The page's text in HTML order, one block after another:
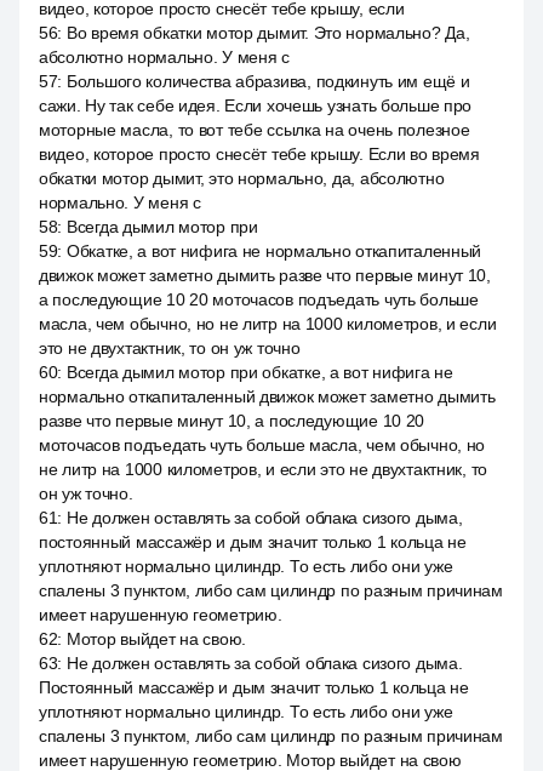
видео, которое просто снесёт тебе крышу, если
56: Во время обкатки мотор дымит. Это нормально? Да,
абсолютно нормально. У меня с
57: Большого количества абразива, подкинуть им ещё и
сажи. Ну так себе идея. Если хочешь узнать больше про
моторные масла, то вот тебе ссылка на очень полезное
видео, которое просто снесёт тебе крышу. Если во время
обкатки мотор дымит, это нормально, да, абсолютно
нормально. У меня с
58: Всегда дымил мотор при
59: Обкатке, а вот нифига не нормально откапиталенный
движок может заметно дымить разве что первые минут 10,
а последующие 10 20 моточасов подъедать чуть больше
масла, чем обычно, но не литр на 1000 километров, и если
это не двухтактник, то он уж точно
60: Всегда дымил мотор при обкатке, а вот нифига не
нормально откапиталенный движок может заметно дымить
разве что первые минут 10, а последующие 10 20
моточасов подъедать чуть больше масла, чем обычно, но
не литр на 1000 километров, и если это не двухтактник, то
он уж точно.
61: Не должен оставлять за собой облака сизого дыма,
постоянный массажёр и дым значит только 1 кольца не
уплотняют нормально цилиндр. То есть либо они уже
спалены 3 пунктом, либо сам цилиндр по разным причинам
имеет нарушенную геометрию.
62: Мотор выйдет на свою.
63: Не должен оставлять за собой облака сизого дыма.
Постоянный массажёр и дым значит только 1 кольца не
уплотняют нормально цилиндр. То есть либо они уже
спалены 3 пунктом, либо сам цилиндр по разным причинам
имеет нарушенную геометрию. Мотор выйдет на свою